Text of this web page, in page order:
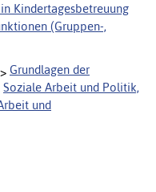
Kindertagesbetreuung
(Gruppen-,
Grundlagen der
Soziale Arbeit und Politik,
und